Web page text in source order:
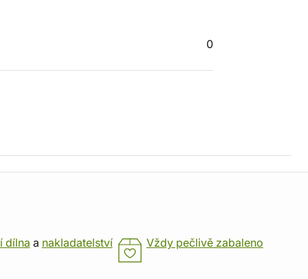
0
dílna a nakladatelství Vždy pečlivě zabaleno